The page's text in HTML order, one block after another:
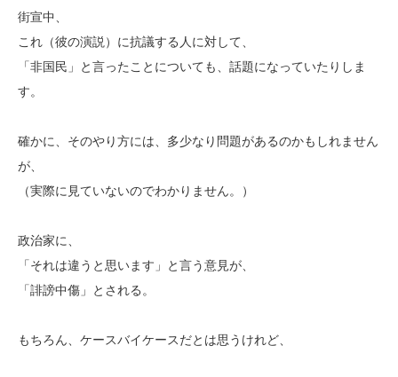
街宣中、
これ（彼の演説）に抗議する人に対して、
「非国民」と言ったことについても、話題になっていたりしま
す。
確かに、そのやり方には、多少なり問題があるのかもしれません
が、
（実際に見ていないのでわかりません。）
政治家に、
「それは違うと思います」と言う意見が、
「誹謗中傷」とされる。
もちろん、ケースバイケースだとは思うけれど、